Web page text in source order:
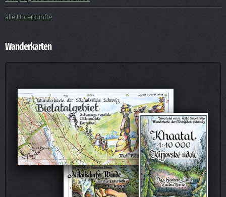
alle Unterkünfte
Wanderkarten